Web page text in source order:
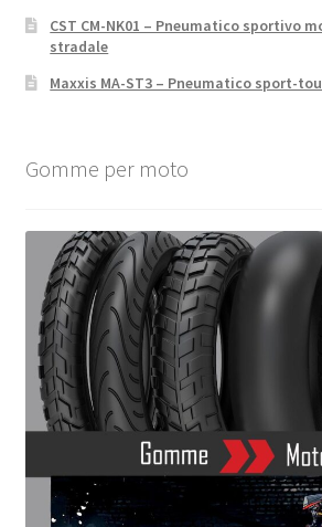
CST CM-NK01 – Pneumatico sportivo
stradale
Maxxis MA-ST3 – Pneumatico sport-
Gomme per moto